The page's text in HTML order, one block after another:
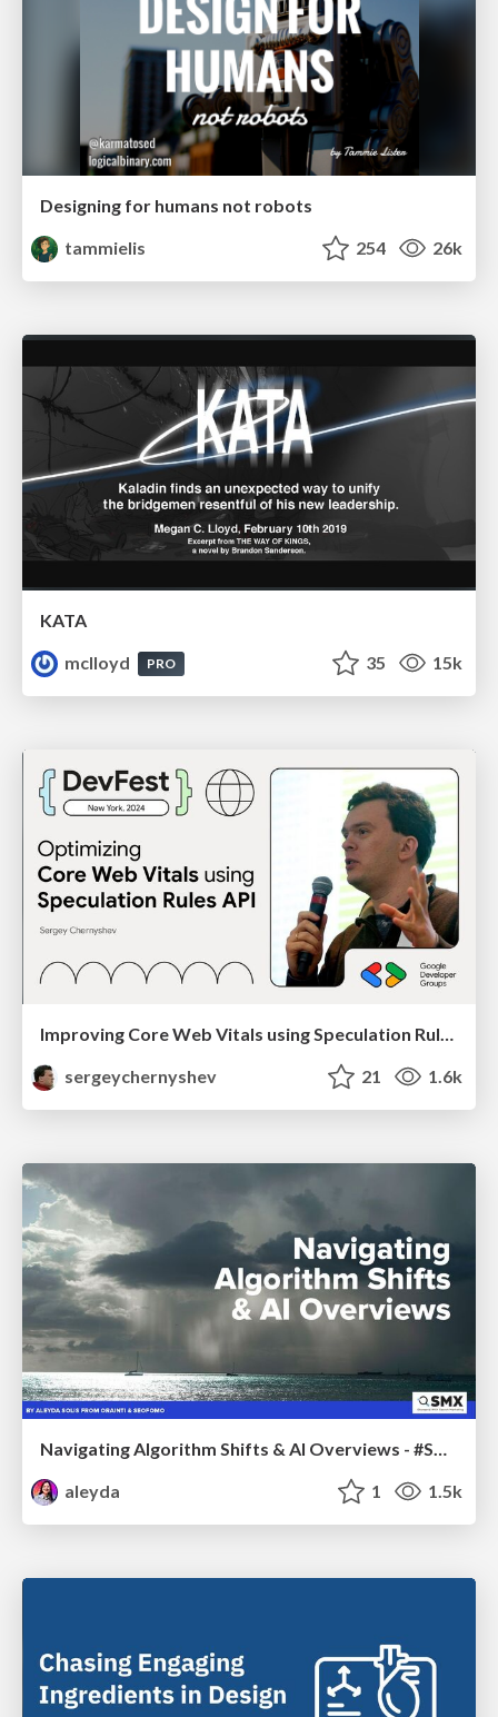
Designing for humans not robots
tammielis
254 26k
KATA
mclloyd
PRO 35 15k
Improving Core Web Vitals using Speculation Rules API
sergeychernyshev
21 1.6k
aleyda
1 1.5k